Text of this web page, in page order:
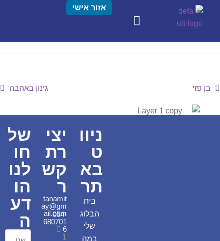
אזור אישי
בן פזי גינון באהבה
ניוו
ט
בא
תר
בית
הבלוג
שלי
במה
יצי
רת
קש
ר
tanamit
ay@gm
ail.com
054-
680701
6
1
של
חו
לנו
הו
דע
ה